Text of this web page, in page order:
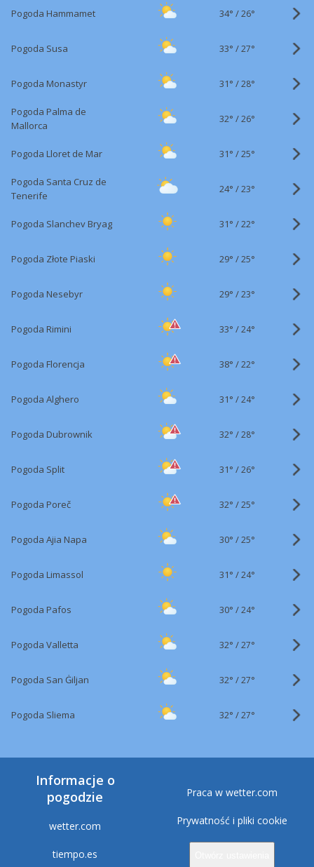
Pogoda Hammamet 34° /26°
Pogoda Susa 33° /27°
Pogoda Monastyr 31° /28°
Pogoda Palma de
Mallorca
32° /26°
Pogoda Lloret de Mar 31° /25°
Pogoda Santa Cruz de
Tenerife
24° /23°
Pogoda Slanchev Bryag 31° /22°
Pogoda Złote Piaski 29° /25°
Pogoda Nesebyr 29° /23°
Pogoda Rimini 33° /24°
Pogoda Florencja 38° /22°
Pogoda Alghero 31° /24°
Pogoda Dubrownik 32° /28°
Pogoda Split 31° /26°
Pogoda Poreč 32° /25°
Pogoda Ajia Napa 30° /25°
Pogoda Limassol 31° /24°
Pogoda Pafos 30° /24°
Pogoda Valletta 32° /27°
Pogoda San Ġiljan 32° /27°
Pogoda Sliema 32° /27°
Informacje o
pogodzie
wetter.com
tiempo.es
Praca w wetter.com
Prywatność i pliki cookie